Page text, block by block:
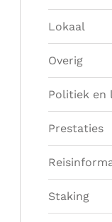
Lokaal
Overig
Politiek en
Prestaties
Staking